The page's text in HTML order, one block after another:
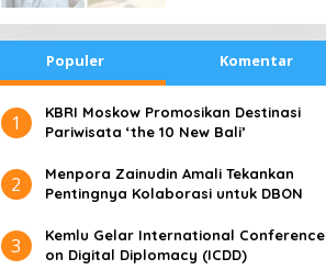
Populer Komentar
1
​KBRI Moskow Promosikan Destinasi
Pariwisata ‘the 10 New Bali’
2
​Menpora Zainudin Amali Tekankan
Pentingnya Kolaborasi untuk DBON
3
​Kemlu Gelar International Conference
on Digital Diplomacy (ICDD)